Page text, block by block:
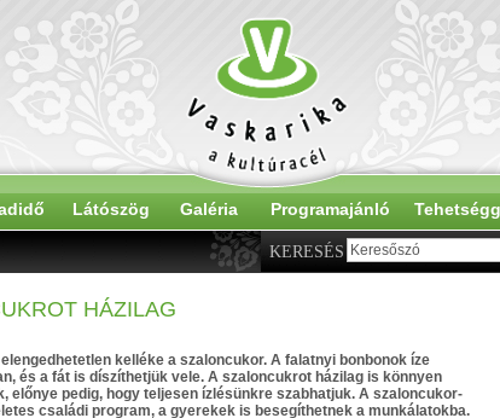
Látószög Galéria Programajánló
KERESÉS
HÁZILAG
kelléke a szaloncukor. A falatnyi bonbonok íze
és a fát is díszíthetjük vele. A szaloncukrot házilag is könnyen
előnye pedig, hogy teljesen ízlésünkre szabhatjuk. A szaloncukor-
családi program, a gyerekek is besegíthetnek a munkálatokba.